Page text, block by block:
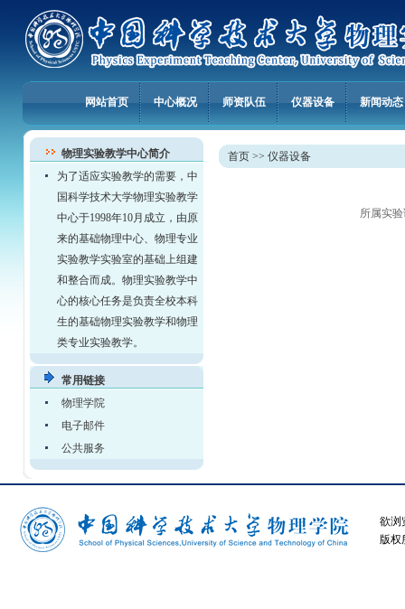
网站首页 中心概况 师资队伍 仪器设备 新闻动态
物理实验教学中心简介
为了适应实验教学的需要，中
国科学技术大学物理实验教学
中心于1998年10月成立，由原
来的基础物理中心、物理专业
实验教学实验室的基础上组建
和整合而成。物理实验教学中
心的核心任务是负责全校本科
生的基础物理实验教学和物理
类专业实验教学。
常用链接
物理学院
电子邮件
公共服务
首页 >> 仪器设备
所属实
欲浏
版权